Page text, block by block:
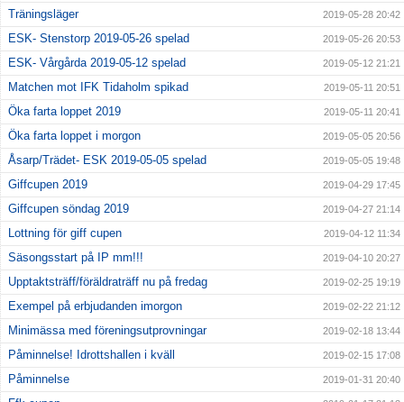
Träningsläger 2019-05-28 20:42
ESK- Stenstorp 2019-05-26 spelad 2019-05-26 20:53
ESK- Vårgårda 2019-05-12 spelad 2019-05-12 21:21
Matchen mot IFK Tidaholm spikad 2019-05-11 20:51
Öka farta loppet 2019 2019-05-11 20:41
Öka farta loppet i morgon 2019-05-05 20:56
Åsarp/Trädet- ESK 2019-05-05 spelad 2019-05-05 19:48
Giffcupen 2019 2019-04-29 17:45
Giffcupen söndag 2019 2019-04-27 21:14
Lottning för giff cupen 2019-04-12 11:34
Säsongsstart på IP mm!!! 2019-04-10 20:27
Upptaktsträff/föräldraträff nu på fredag 2019-02-25 19:19
Exempel på erbjudanden imorgon 2019-02-22 21:12
Minimässa med föreningsutprovningar 2019-02-18 13:44
Påminnelse! Idrottshallen i kväll 2019-02-15 17:08
Påminnelse 2019-01-31 20:40